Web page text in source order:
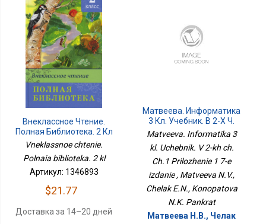
Внеклассное Чтение.
Полная Библиотека. 2 Кл
Vneklassnoe chtenie.
Polnaia biblioteka. 2 kl
Артикул: 1346893
$21.77
Доставка за 14–20 дней
Матвеева. Информатика
3 Кл. Учебник. В 2-Х Ч.
Ч.1 Приложение 1 7-Е
Matveeva. Informatika 3
kl. Uchebnik. V 2-kh ch.
Ch.1 Prilozhenie 1 7-e
izdanie , Matveeva N.V.,
Chelak E.N., Konopatova
N.K. Pankrat
Матвеева Н.В., Челак